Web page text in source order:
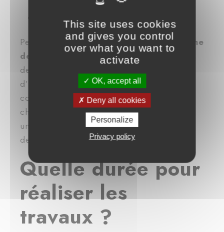
Eclairage et système de chauffage
Pensez également àvérifier votre système
de ventilation pour éviter la prolifération
des moisissures dues à l’humidité. Un taux
d’humidité trop élevé diminuera votre
confort thermique malgré un système de
chauffage performant, avec pour corolaire
un vieillissement prématuré de votre salle
de bain.
Quelle durée pour
réaliser les
travaux ?
This site uses cookies
and gives you control
over what you want to
activate
OK, accept all
Deny all cookies
Personalize
Privacy policy